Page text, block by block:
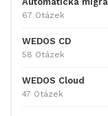
67 Otázek
WEDOS CD
58 Otázek
WEDOS Cloud
47 Otázek